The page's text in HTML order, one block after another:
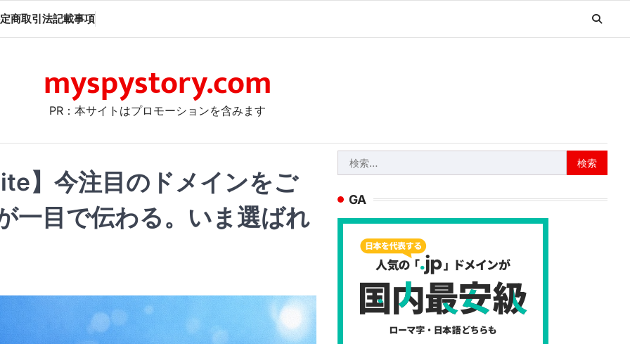
商取引法記載事項
myspystory.com
PR：本サイトはプロモーションを含みます
】今注目のドメインをご
一目で伝わる。いま選ばれ
索:
GA